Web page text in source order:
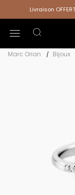
Livraison
Marc Orian Bijoux